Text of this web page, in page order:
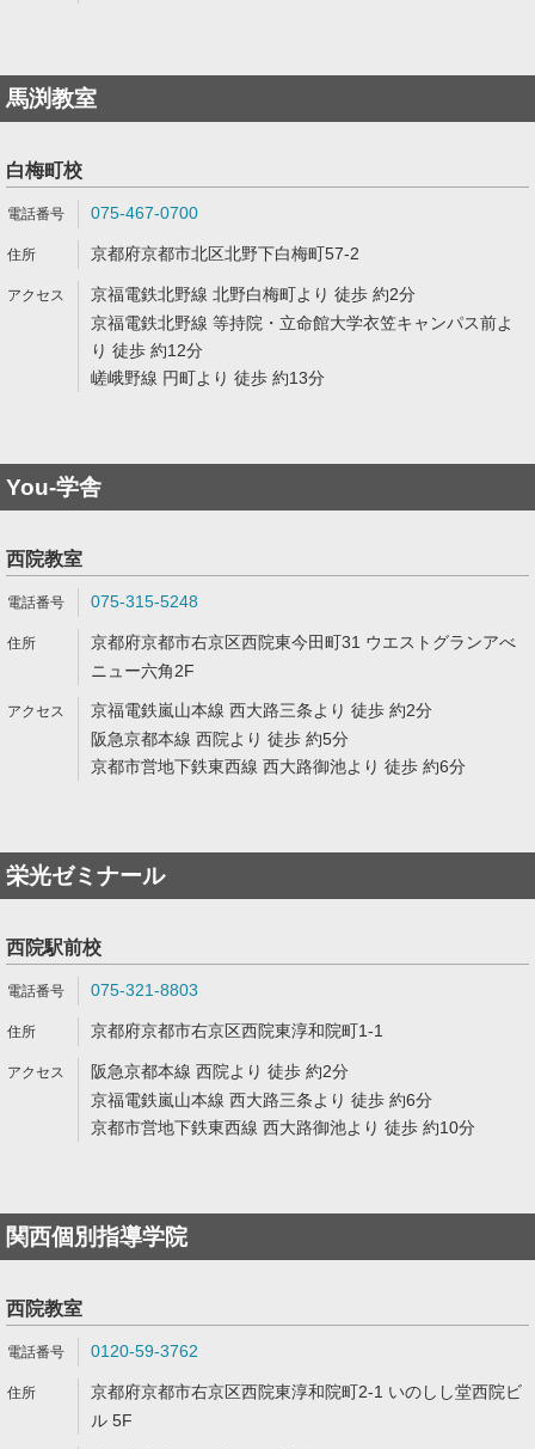
馬渕教室
白梅町校
075-467-0700
京都府京都市北区北野下白梅町57-2
京福電鉄北野線 北野白梅町より 徒歩 約2分
京福電鉄北野線 等持院・立命館大学衣笠キャンパス前よ
り 徒歩 約12分
嵯峨野線 円町より 徒歩 約13分
You-学舎
西院教室
075-315-5248
京都府京都市右京区西院東今田町31 ウエストグランアべ
ニュー六角2F
京福電鉄嵐山本線 西大路三条より 徒歩 約2分
阪急京都本線 西院より 徒歩 約5分
京都市営地下鉄東西線 西大路御池より 徒歩 約6分
栄光ゼミナール
西院駅前校
075-321-8803
京都府京都市右京区西院東淳和院町1-1
阪急京都本線 西院より 徒歩 約2分
京福電鉄嵐山本線 西大路三条より 徒歩 約6分
京都市営地下鉄東西線 西大路御池より 徒歩 約10分
関西個別指導学院
西院教室
0120-59-3762
京都府京都市右京区西院東淳和院町2-1 いのしし堂西院ビ
ル 5F